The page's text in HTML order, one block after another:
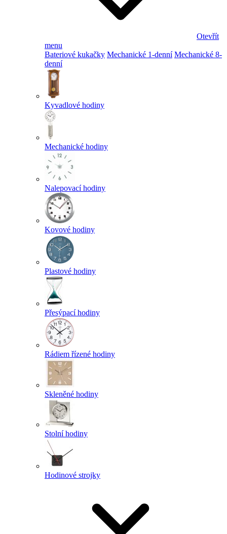
Otevřít
menu
Bateriové kukačky Mechanické 1-denní Mechanické 8-
denní
Kyvadlové hodiny
Mechanické hodiny
Nalepovací hodiny
Kovové hodiny
Plastové hodiny
Přesýpací hodiny
Rádiem řízené hodiny
Skleněné hodiny
Stolní hodiny
Hodinové strojky